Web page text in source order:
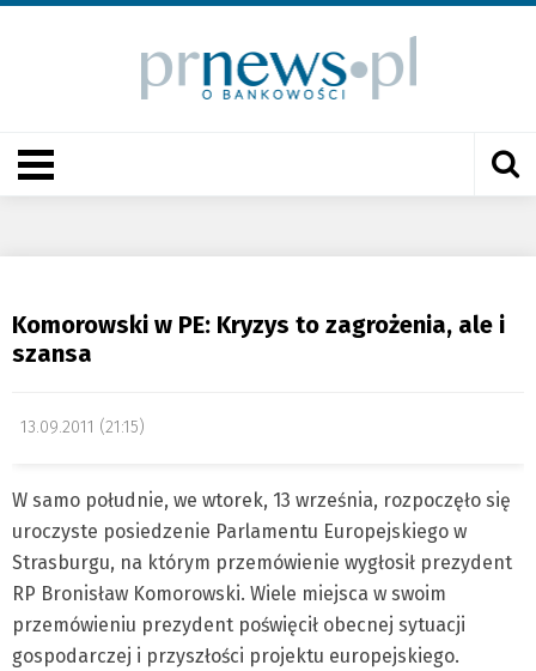
Komorowski w PE: Kryzys to zagrożenia, ale i
szansa
13.09.2011 (21:15)
W samo południe, we wtorek, 13 września, rozpoczęło się
uroczyste posiedzenie Parlamentu Europejskiego w
Strasburgu, na którym przemówienie wygłosił prezydent
RP Bronisław Komorowski. Wiele miejsca w swoim
przemówieniu prezydent poświęcił obecnej sytuacji
gospodarczej i przyszłości projektu europejskiego.